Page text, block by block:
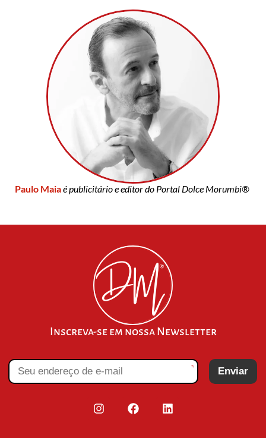
Paulo Maiaé publicitário e editor do Portal Dolce Morumbi®
Inscreva-se em nossa Newsletter
* Enviar